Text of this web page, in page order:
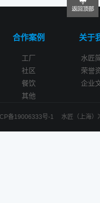
合作案例
工厂
社区
餐饮
其他
关于
水匠
荣誉
企业
备19006333号-1 水匠（上海）